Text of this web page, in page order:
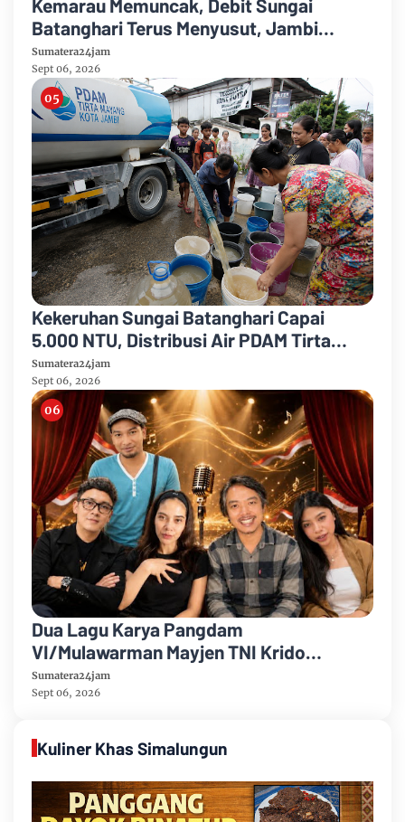
Kemarau Memuncak, Debit Sungai
Batanghari Terus Menyusut, Jambi
Hadapi Ancaman Krisis Air Bersih dan
Karhutla
Sumatera24jam
Sept 06, 2026
Kekeruhan Sungai Batanghari Capai
5.000 NTU, Distribusi Air PDAM Tirta
Mayang di Sejumlah Wilayah Terganggu
Sumatera24jam
Sept 06, 2026
Dua Lagu Karya Pangdam
VI/Mulawarman Mayjen TNI Krido
Pramono Jadi Ikon Singing Competition
HUT Ke-81 RI
Sumatera24jam
Sept 06, 2026
Kuliner Khas Simalungun